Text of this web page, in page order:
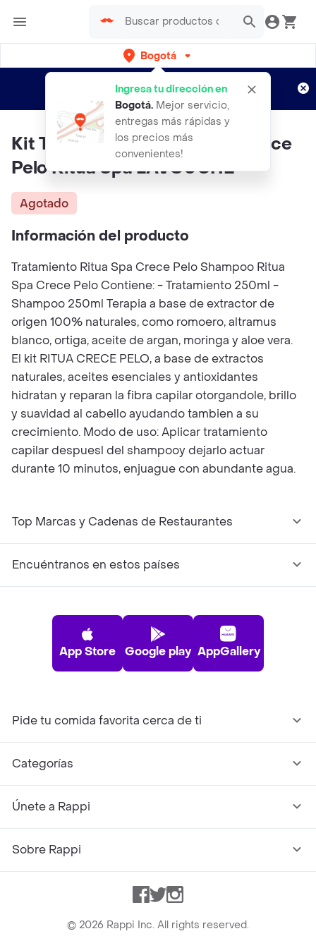
Bogotá
Ingresa tu dirección en
Bogotá. Mejor servicio,
entregas más rápidas y
los precios más
convenientes!
envíos gratis por semanas
Aplican TyC
Kit Tratamiento + Shampoo Crece
Pelo Ritua Spa LAVOUCHÉ
Agotado
Información del producto
Tratamiento Ritua Spa Crece Pelo Shampoo Ritua
Spa Crece Pelo Contiene: - Tratamiento 250ml -
Shampoo 250ml Terapia a base de extractor de
origen 100% naturales, como romoero, altramus
blanco, ortiga, aceite de argan, moringa y aloe vera.
El kit RITUA CRECE PELO, a base de extractos
naturales, aceites esenciales y antioxidantes
hidratan y reparan la fibra capilar otorgandole, brillo
y suavidad al cabello ayudando tambien a su
crecimiento. Modo de uso: Aplicar tratamiento
capilar despuesl del shampooy dejarlo actuar
durante 10 minutos, enjuague con abundante agua.
Top Marcas y Cadenas de Restaurantes
Encuéntranos en estos países
App Store Google play AppGallery
Pide tu comida favorita cerca de ti
Categorías
Únete a Rappi
Sobre Rappi
Facebook
TwitterInstagram
© 2026 Rappi Inc. All rights reserved.